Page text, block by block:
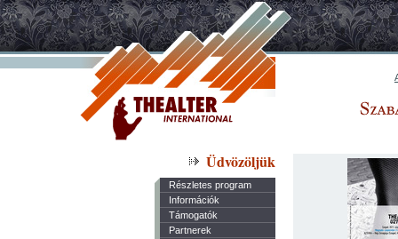
Üdvözöljük
Részletes program
Információk
Támogatók
Partnerek